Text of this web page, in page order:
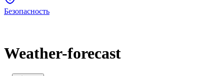
Безопасность
Weather-forecast